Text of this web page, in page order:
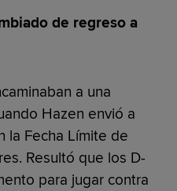
de regreso a
a una
Hazen envió a
la Fecha Límite de
Resultó que los D-
para jugar contra